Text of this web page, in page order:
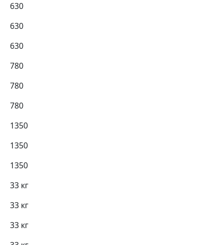
630
630
630
780
780
780
1350
1350
1350
33 кг
33 кг
33 кг